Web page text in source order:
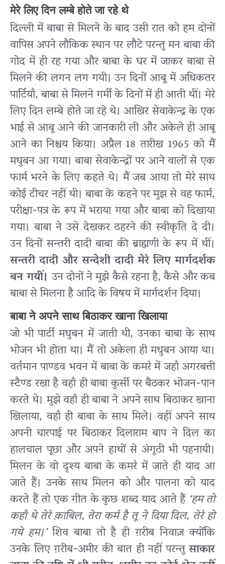
मेरे लिए दिन लम्बे होते जा रहे थे
दिल्ली में बाबा से मिलने के बाद उसी रात को हम दोनों
वापिस अपने लौकिक स्थान पर लौटे परन्तु मन बाबा की
गोद में ही रह गया और बाबा के घर में जाकर बाबा से
मिलने की लगन लग गयी। उन दिनों आबू में अधिकतर
पार्टियाँ, बाबा से मिलने गर्मी के दिनों में ही आती थीं। मेरे
लिए दिन लम्बे होते जा रहे थे। आखिर सेवाकेन्द्र के एक
भाई से आबू आने की जानकारी ली और अकेले ही आबू
आने का निश्चय किया। अप्रैल 18 तारीख 1965 को मैं
मधुबन आ गया। बाबा सेवाकेन्द्रों पर आने वालों से एक
फार्म भरने के लिए कहते थे। मैं जब आया तो मेरे साथ
कोई टीचर नहीं थी। बाबा के कहने पर मुझ से वह फार्म,
परीक्षा-पत्र के रूप में भराया गया और बाबा को दिखाया
गया। बाबा ने उसे देखकर ठहरने की स्वीकृति दे दी।
उन दिनों सन्तरी दादी बाबा की ब्राह्मणी के रूप में थीं।
सन्तरी दादी और सन्देशी दादी मेरे लिए मार्गदर्शक
बन गयीं। उन दोनों ने मुझे कैसे रहना है, कैसे और कब
बाबा से मिलना है आदि के विषय में मार्गदर्शन दिया।
बाबा ने अपने साथ बिठाकर खाना खिलाया
जो भी पार्टी मधुबन में जाती थी, उनका बाबा के साथ
भोजन भी होता था। मैं तो अकेला ही मधुबन आया था।
वर्तमान पाण्डव भवन में बाबा के कमरे में जहाँ अगरबत्ती
स्टैण्ड रखा है वहाँ ही बाबा कुर्सी पर बैठकर भोजन-पान
करते थे। मुझे वहाँ ही बाबा ने अपने साथ बिठाकर खाना
खिलाया, वहाँ ही बाबा के साथ मिले। वहीं अपने साथ
अपनी चारपाई पर बिठाकर दिलाराम बाप ने दिल का
हालचाल पूछा और अपने हाथों से अंगूठी भी पहनायी।
मिलन के वो दृश्य बाबा के कमरे में जाते ही याद आ
जाते हैं। उनके साथ मिलन को और पालना को याद
करते हैं तो एक गीत के कुछ शब्द याद आते हैं ‘हम तो
कहाँ थे तेरे क़ाबिल, तेरा कर्म है तू ने दिया दिल, तेरे हो
गये हम।’शिव बाबा तो है ही ग़रीब निवाज़ क्योंकि
उनके लिए ग़रीब-अमीर की बात ही नहीं परन्तुसाकार